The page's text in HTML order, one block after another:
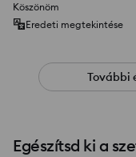
Köszönöm
Eredeti megtekintése
További
Egészítsd ki a